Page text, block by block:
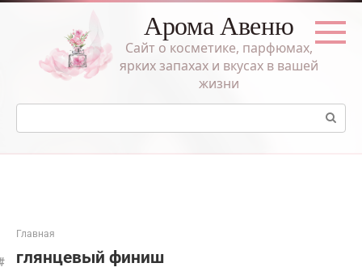
Перейти
Арома Авеню
Сайт о косметике, парфюмах,
ярких запахах и вкусах в вашей
жизни
Поиск:
Главная
глянцевый финиш